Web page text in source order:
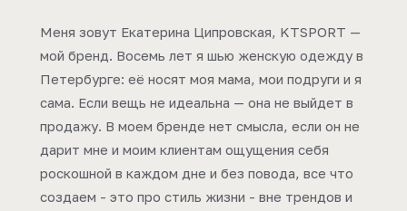
Меня зовут Екатерина Ципровская, KTSPORT —
мой бренд. Восемь лет я шью женскую одежду в
Петербурге: её носят моя мама, мои подруги и я
сама. Если вещь не идеальна — она не выйдет в
продажу. В моем бренде нет смысла, если он не
дарит мне и моим клиентам ощущения себя
роскошной в каждом дне и без повода, все что
создаем - это про стиль жизни - вне трендов и